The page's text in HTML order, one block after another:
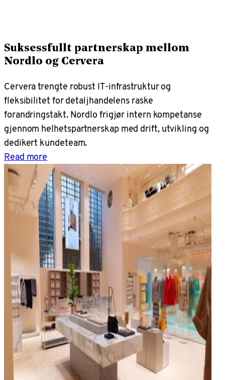
Suksessfullt partnerskap mellom
Nordlo og Cervera
Cervera trengte robust IT-infrastruktur og
fleksibilitet for detaljhandelens raske
forandringstakt. Nordlo frigjør intern kompetanse
gjennom helhetspartnerskap med drift, utvikling og
dedikert kundeteam.
Read more